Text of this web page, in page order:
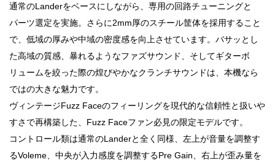
通常のLanderをベースにしながら、専用の回路チューニングと
パーツ選定を実施。さらに2mm厚のスチール筐体を採用すること
で、低域の厚みや中域の密度感を向上させています。バサッとし
た高域の質感、暴れるようなファズサウンド、そしてギターボ
リュームを絞った際の煌びやかなクランチサウンドは、本機なら
ではの大きな魅力です。
ヴィンテージFuzz Faceのフィーリングを現代的な信頼性と扱いや
すさで再構築した、Fuzz Faceファン必見の限定モデルです。
コントロール類は通常のLanderと全く同様、左上が音量を調整す
るVoleme、中央が入力感度を調整するPre Gain、右上が歪み量を